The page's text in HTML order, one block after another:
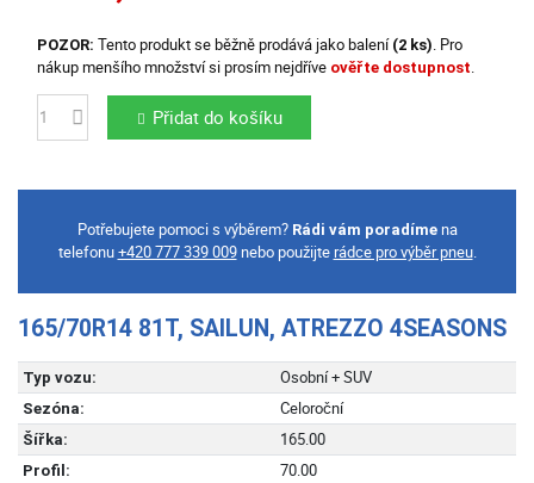
POZOR: Tento produkt se běžně prodává jako balení (2 ks). Pro
nákup menšího množství si prosím nejdříve ověřte dostupnost.
Počet Přidat do košíku
Potřebujete pomoci s výběrem? Rádi vám poradímena
telefonu+420 777 339 009nebo použijte rádce pro výběr pneu.
165/70R14 81T, SAILUN, ATREZZO 4SEASONS
Typ vozu: Osobní + SUV
Sezóna: Celoroční
Šířka: 165.00
Profil: 70.00